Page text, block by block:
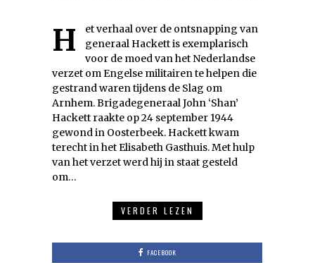
Het verhaal over de ontsnapping van
generaal Hackett is exemplarisch
voor de moed van het Nederlandse
verzet om Engelse militairen te helpen die
gestrand waren tijdens de Slag om
Arnhem. Brigadegeneraal John ‘Shan’
Hackett raakte op 24 september 1944
gewond in Oosterbeek. Hackett kwam
terecht in het Elisabeth Gasthuis. Met hulp
van het verzet werd hij in staat gesteld
om…
VERDER LEZEN
FACEBOOK